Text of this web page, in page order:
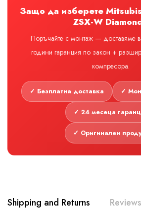
Защо да изберете
ZSX-W
Поръчайте с монтаж — доставяме в
години гаранция по закон +
компресора.
✓ Безплатна доставка ✓
✓ 24 месеца
✓ Оригинален
Shipping and Returns Reviews